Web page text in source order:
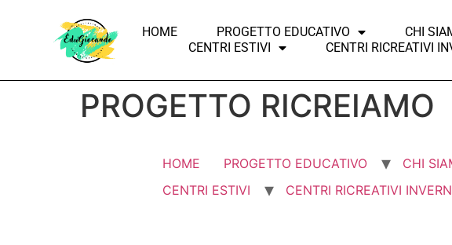
HOME PROGETTO EDUCATIVO CHI
CENTRI ESTIVI
CENTRI RICREATIVI
PROGETTO RICREIAMO
HOME PROGETTO EDUCATIVO CHI
CENTRI ESTIVI
CENTRI RICREATIVI